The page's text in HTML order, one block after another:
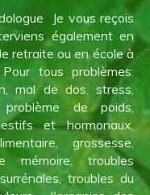
Je vous reçois
également en
retraite ou en école à
tous problèmes:
mal de dos, stress,
de poids,
et hormonaux,
grossesse,
mémoire, troubles
troubles du